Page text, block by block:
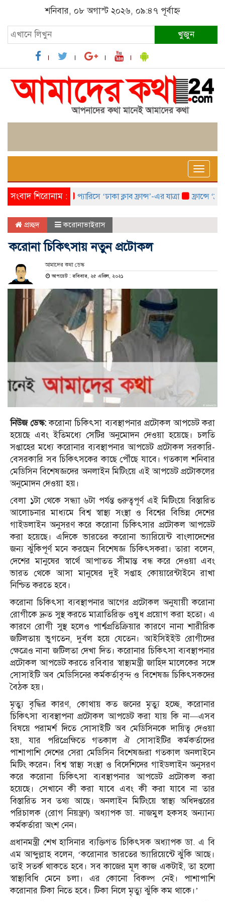
শনিবার, ০৮ অগাস্ট ২০২৬, ০৯:৪৭ পূর্বাহ্ন
খুজুন
Toggle
সংবাদ শিরোনাম :প্যারিসে ‘ঢাকা ক্লাব ফ্রান্স’-এর যাত্রা ফ্রান্সে ‘ফ্রাঙ্কো
প্রচ্ছদ করোনাভাইরাস
করোনা চিকিৎসায় নতুন প্রটোকল
আমাদের কথা ডেস্ক
আপডেট : রবিবার, ২৫ এপ্রিল, ২০২১
নিউজ ডেস্ক:করোনা চিকিৎসা ব্যবস্থাপনার প্রটোকল আপডেট করা
হয়েছে এবং ইতিমধ্যে সেটির অনুমোদন দেওয়া হয়েছে। চলতি
সপ্তাহের মধ্যে করোনার ব্যবস্থাপনার আপডেট প্রটোকল সরকারি-
বেসরকারি সব চিকিৎসকের কাছে পৌঁছে যাবে। গতকাল শনিবার
মেডিসিন বিশেষজ্ঞদের অনলাইন মিটিংয়ে এই আপডেট প্রটোকলের
অনুমোদন দেওয়া হয়।
বেলা ১টা থেকে সন্ধ্যা ৬টা পর্যন্ত গুরুত্বপূর্ণ এই মিটিংয়ে বিস্তারিত
আলোচনার মাধ্যমে বিশ্ব স্বাস্থ্য সংস্থা ও বিশ্বের বিভিন্ন দেশের
গাইডলাইন অনুসরণ করে করোনা চিকিৎসার প্রটোকল আপডেট
করা হয়েছে। এদিকে ভারতের করোনা ভ্যারিয়েন্ট বাংলাদেশের
জন্য ঝুঁকিপূর্ণ মনে করছেন বিশেষজ্ঞ চিকিৎসকরা। তারা বলেন,
দেশের মানুষের স্বার্থে আপাতত সীমান্ত বন্ধ করে দেওয়া এবং
ভারত থেকে আসা মানুষের দুই সপ্তাহ কোয়ারেন্টাইনে রাখা
নিশ্চিত করতে হবে।
করোনা চিকিৎসা ব্যবস্থাপনার আগের প্রটোকল অনুযায়ী করোনা
রোগীকে দ্রুত সুস্থ করতে মাত্রাতিরিক্ত ওষুধ প্রয়োগ করা হতো। এ
কারণে রোগী সুস্থ হলেও পার্শ্বপ্রতিক্রিয়ার কারণে নানা শারীরিক
জটিলতায় ভুগতেন, দুর্বল হয়ে যেতেন। আইসিইইউ রোগীদের
ক্ষেত্রেও নানা জটিলতা দেখা দিত। করোনার চিকিৎসা ব্যবস্থাপনার
প্রটোকল আপডেট করতে রবিবার স্বাস্থ্যমন্ত্রী জাহিদ মালেকের সঙ্গে
সোসাইটি অব মেডিসিনের কর্মকর্তাবৃন্দ ও বিশেষজ্ঞ চিকিৎসকদের
বৈঠক হয়।
মৃত্যু বৃদ্ধির কারণ, কোথায় কত জনের মৃত্যু হচ্ছে, করোনার
চিকিৎসা ব্যবস্থাপনা প্রটোকল আপডেট করা যায় কি না—এসব
বিষয়ে পরামর্শ দিতে সোসাইটি অব মেডিসিনকে দায়িত্ব দেওয়া
হয়, যার পরিপ্রেক্ষিতে গতকাল ঐ সোসাইটির কর্মকর্তাদের
পাশাপাশি দেশের সেরা মেডিসিন বিশেষজ্ঞরা গতকাল অনলাইনে
মিটিং করেন। বিশ্ব স্বাস্থ্য সংস্থা ও বিদেশিদের গাইডলাইন অনুসরণ
করে করোনা চিকিৎসা ব্যবস্থাপনার আপডেট প্রটোকল করা
হয়েছে। সেখানে কী করা যাবে এবং কী করা যাবে না তার
বিস্তারিত সব তথ্য আছে। অনলাইন মিটিংয়ে স্বাস্থ্য অধিদপ্তরের
পরিচালক (রোগ নিয়ন্ত্রণ) অধ্যাপক ডা. নাজমুল হকসহ অন্যান্য
কর্মকর্তারা অংশ নেন।
প্রধানমন্ত্রী শেখ হাসিনার ব্যক্তিগত চিকিৎসক অধ্যাপক ডা. এ বি
এম আব্দুল্লাহ বলেন, ‘করোনার ভারতের ভ্যারিয়েন্টে ঝুঁকি আছে।
তাই সতর্ক থাকতে হবে। সব কাজের মূল কাজ একটাই, তা হলো
স্বাস্থ্যবিধি মেনে চলা। এর কোনো বিকল্প নেই। পাশাপাশি
করোনার টিকা নিতে হবে। টিকা নিলে মৃত্যু ঝুঁকি কম থাকে।’